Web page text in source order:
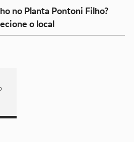
no Planta Pontoni Filho?
o local